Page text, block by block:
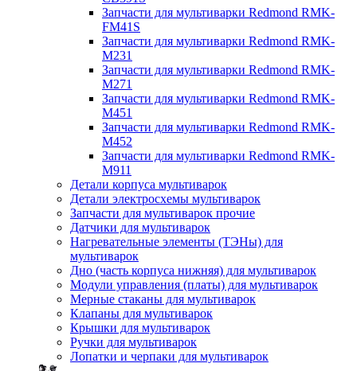
Запчасти для мультиварки Redmond RMK-
FM41S
Запчасти для мультиварки Redmond RMK-
M231
Запчасти для мультиварки Redmond RMK-
M271
Запчасти для мультиварки Redmond RMK-
M451
Запчасти для мультиварки Redmond RMK-
M452
Запчасти для мультиварки Redmond RMK-
M911
Детали корпуса мультиварок
Детали электросхемы мультиварок
Запчасти для мультиварок прочие
Датчики для мультиварок
Нагревательные элементы (ТЭНы) для
мультиварок
Дно (часть корпуса нижняя) для мультиварок
Модули управления (платы) для мультиварок
Мерные стаканы для мультиварок
Клапаны для мультиварок
Крышки для мультиварок
Ручки для мультиварок
Лопатки и черпаки для мультиварок